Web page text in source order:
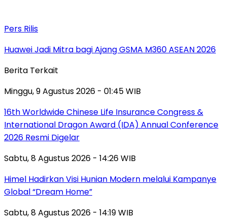
Pers Rilis
Huawei Jadi Mitra bagi Ajang GSMA M360 ASEAN 2026
Berita Terkait
Minggu, 9 Agustus 2026 - 01:45 WIB
16th Worldwide Chinese Life Insurance Congress &
International Dragon Award (IDA) Annual Conference
2026 Resmi Digelar
Sabtu, 8 Agustus 2026 - 14:26 WIB
Himel Hadirkan Visi Hunian Modern melalui Kampanye
Global “Dream Home”
Sabtu, 8 Agustus 2026 - 14:19 WIB